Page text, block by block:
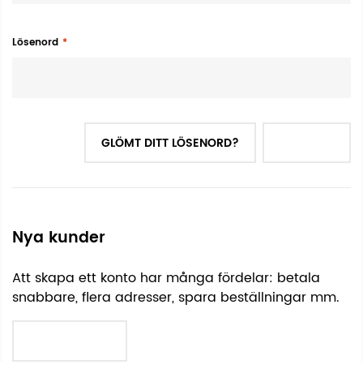
Lösenord
GLÖMT DITT LÖSENORD?
Nya kunder
Att skapa ett konto har många fördelar: betala
snabbare, flera adresser, spara beställningar mm.